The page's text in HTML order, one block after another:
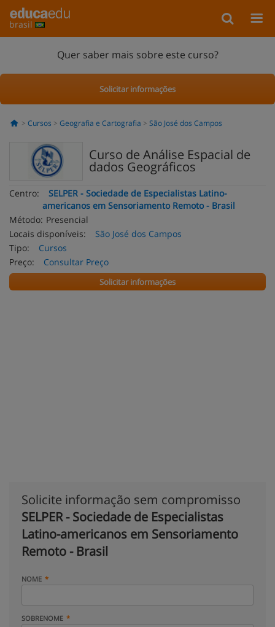
brasil
Quer saber mais sobre este curso?
Solicitar informações
Cursos Geografia e Cartografia São José dos Campos
Curso de Análise Espacial de
dados Geográficos
Centro:
SELPER - Sociedade de Especialistas Latino-
americanos em Sensoriamento Remoto - Brasil
Método: Presencial
Locais disponíveis:
São José dos Campos
Tipo:
Cursos
Preço:
Consultar Preço
Solicitar informações
Solicite informação sem compromisso
SELPER - Sociedade de Especialistas
Latino-americanos em Sensoriamento
Remoto - Brasil
NOME
SOBRENOME